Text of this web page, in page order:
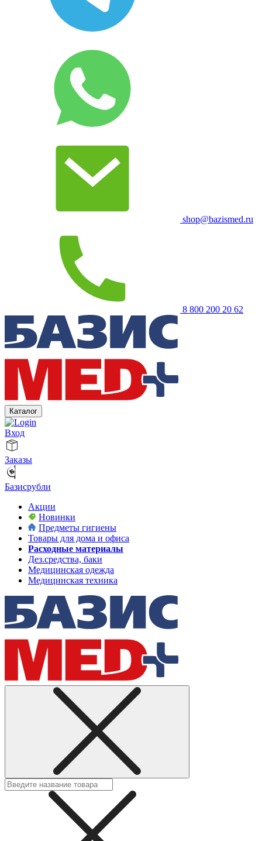
shop@bazismed.ru
8 800 200 20 62
Каталог
Вход
Заказы
Базисрубли
Акции
Новинки
Предметы гигиены
Товары для дома и офиса
Расходные материалы
Дез.средства, баки
Медицинская одежда
Медицинская техника